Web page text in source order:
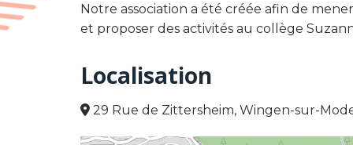
Notre association a été créée afin de
et proposer des activités au collège
Localisation
29 Rue de Zittersheim, Wingen-sur-